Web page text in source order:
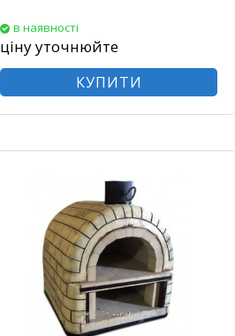
в наявності
ціну уточнюйте
КУПИТИ